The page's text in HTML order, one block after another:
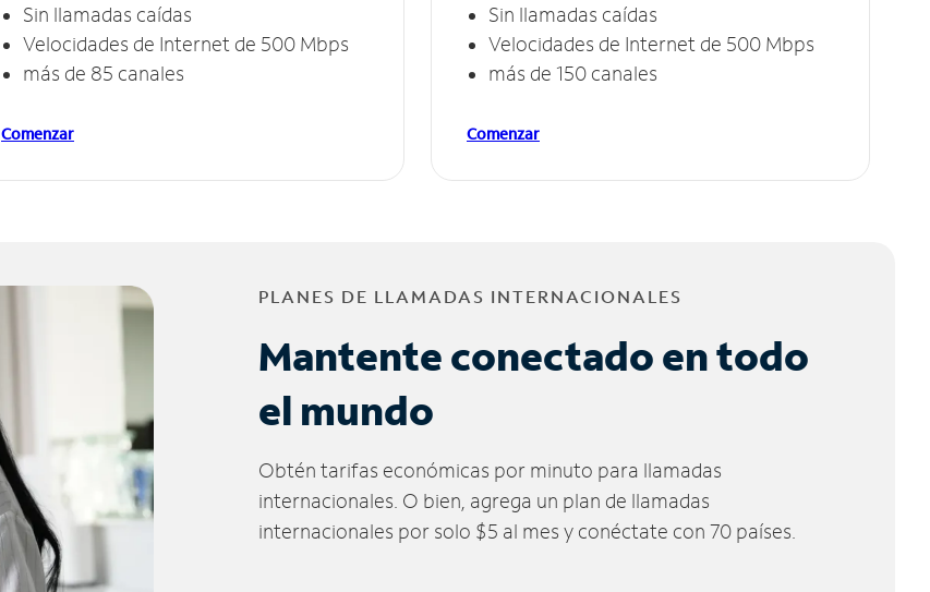
Sin llamadas caídas
Velocidades de Internet de 500 Mbps
más de 85 canales
Comenzar
Sin llamadas caídas
Velocidades de Internet de 500 Mbps
más de 150 canales
Comenzar
PLANES DE LLAMADAS INTERNACIONALES
Mantente conectado en todo
el mundo
Obtén tarifas económicas por minuto para llamadas
internacionales. O bien, agrega un plan de llamadas
internacionales por solo $5 al mes y conéctate con 70 países.